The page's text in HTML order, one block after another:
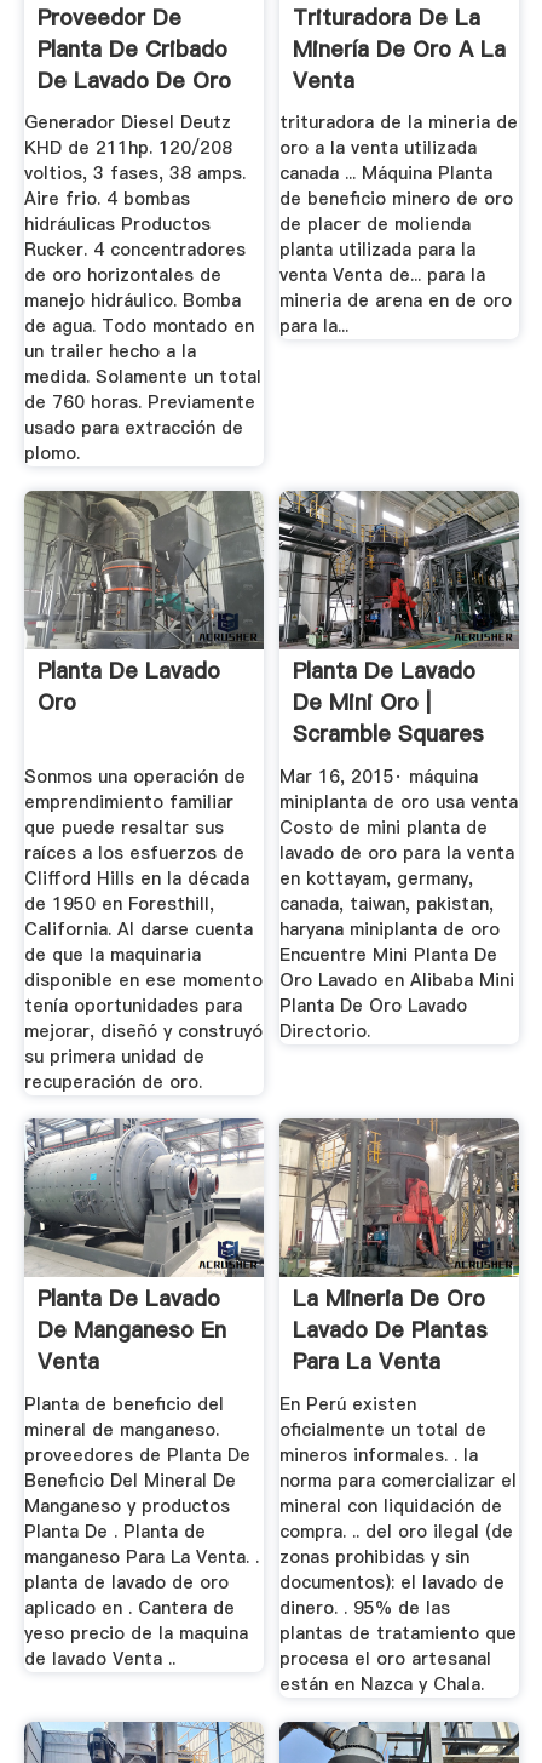
Proveedor De
Planta De Cribado
De Lavado De Oro
A Nivel ...
Generador Diesel Deutz
KHD de 211hp. 120/208
voltios, 3 fases, 38 amps.
Aire frio. 4 bombas
hidráulicas Productos
Rucker. 4 concentradores
de oro horizontales de
manejo hidráulico. Bomba
de agua. Todo montado en
un trailer hecho a la
medida. Solamente un total
de 760 horas. Previamente
usado para extracción de
plomo.
Trituradora De La
Minería De Oro A La
Venta
trituradora de la mineria de
oro a la venta utilizada
canada ... Máquina Planta
de beneficio minero de oro
de placer de molienda
planta utilizada para la
venta Venta de... para la
mineria de arena en de oro
para la...
Planta De Lavado
Oro
Sonmos una operación de
emprendimiento familiar
que puede resaltar sus
raíces a los esfuerzos de
Clifford Hills en la década
de 1950 en Foresthill,
California. Al darse cuenta
de que la maquinaria
disponible en ese momento
tenía oportunidades para
mejorar, diseñó y construyó
su primera unidad de
recuperación de oro.
Planta De Lavado
De Mini Oro |
Scramble Squares
Mar 16, 2015· máquina
miniplanta de oro usa venta
Costo de mini planta de
lavado de oro para la venta
en kottayam, germany,
canada, taiwan, pakistan,
haryana miniplanta de oro
Encuentre Mini Planta De
Oro Lavado en Alibaba Mini
Planta De Oro Lavado
Directorio.
Planta De Lavado
De Manganeso En
Venta
Planta de beneficio del
mineral de manganeso.
proveedores de Planta De
Beneficio Del Mineral De
Manganeso y productos
Planta De . Planta de
manganeso Para La Venta. .
planta de lavado de oro
aplicado en . Cantera de
yeso precio de la maquina
de lavado Venta ..
La Mineria De Oro
Lavado De Plantas
Para La Venta
En Perú existen
oficialmente un total de
mineros informales. . la
norma para comercializar el
mineral con liquidación de
compra. .. del oro ilegal (de
zonas prohibidas y sin
documentos): el lavado de
dinero. . 95% de las
plantas de tratamiento que
procesa el oro artesanal
están en Nazca y Chala.